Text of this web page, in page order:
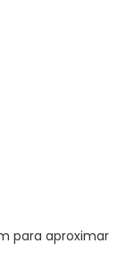
para aproximar